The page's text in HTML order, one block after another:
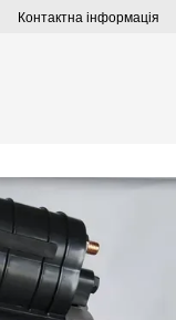
Контактна інформація